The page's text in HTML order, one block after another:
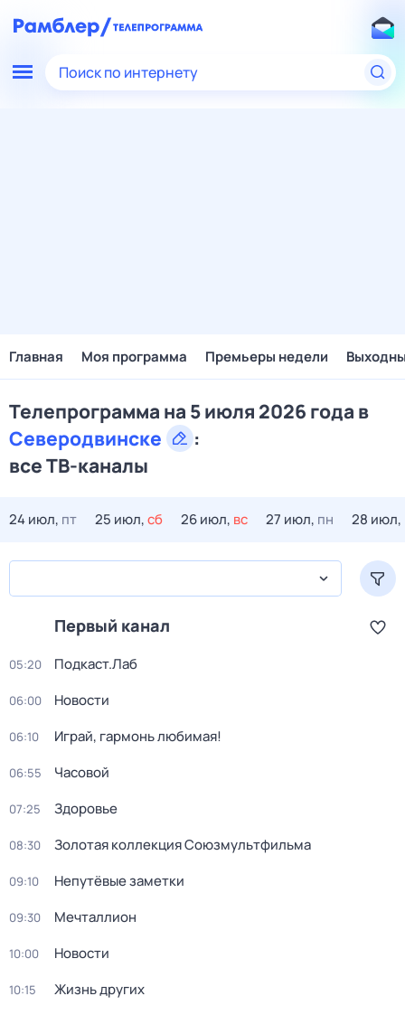
Поиск по интернету
Главная Моя программа Премьеры недели
Телепрограмма на 5 июля 2026 года в
Северодвинске
:
все ТВ-каналы
24 июл, пт 25 июл,сб 26 июл, вс 27 июл, пн 28 июл,
Первый канал
05:20 Подкаст.Лаб
06:00 Новости
06:10 Играй, гармонь любимая!
06:55 Часовой
07:25 Здоровье
08:30 Золотая коллекция Союзмультфильма
09:10 Непутёвые заметки
09:30 Мечталлион
10:00 Новости
10:15 Жизнь других